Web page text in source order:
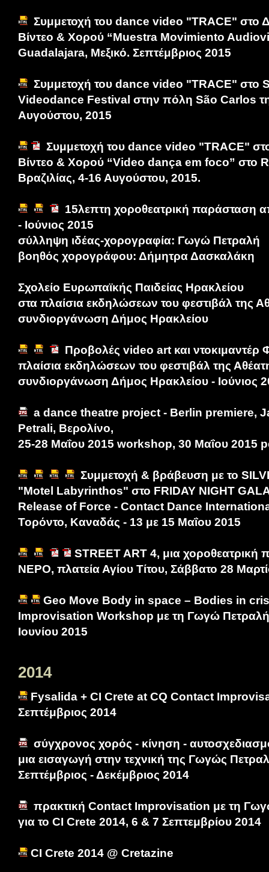
Συμμετοχή του dance video "TRACE" στο
Βίντεο & Χορού “Muestra Movimiento
Guadalajara, Μεξικό. Σεπτέμβριος 2015
Συμμετοχή του dance video "TRACE" στο
Videodance Festival στην πόλη São Carlos
Αυγούστου, 2015
Συμμετοχή του dance video "TRACE"
Βίντεο & Χορού “Video dança em foco” στο
Βραζιλίας, 4-16 Αυγούστου, 2015.
15λεπτη χοροθεατρική παράσταση
- Ιούνιος 2015
σύλληψη ιδέας-χορογραφία: Γωγώ Πετραλή
βοηθός χορογράφου: Δήμητρα Δασκαλάκη
Σχολείο Ευρωπαϊκής Παιδείας Ηρακλείου
στα πλαίσια εκδηλώσεων του φεστιβάλ της
συνδιοργάνωση Δήμος Ηρακλείου
Προβολές video art και ντοκιμαντέρ
πλαίσια εκδηλώσεων του φεστιβάλ της
συνδιοργάνωση Δήμος Ηρακλείου - Ιούνιος
a dance theatre project - Berlin premiere,
Petrali, Βερολίνο,
25-28 Μαΐου 2015 workshop, 30 Μαΐου 2015
Συμμετοχή & βράβευση με το
"Motel Labyrinthos" στο FRIDAY NIGHT
Release of Force - Contact Dance
Τορόντο, Καναδάς - 13 με 15 Μαΐου 2015
STREET ART 4, μια χοροθεατρική
ΝΕΡΟ, πλατεία Αγίου Τίτου, Σάββατο 28
Geo Move Body in space – Bodies in
Improvisation Workshop με τη Γωγώ Πετραλή,
Ιουνίου 2015
2014
Fysalida + CI Crete at CQ Contact
Σεπτέμβριος 2014
σύγχρονος χορός - κίνηση -
μια εισαγωγή στην τεχνική της Γωγώς
Σεπτέμβριος - Δεκέμβριος 2014
πρακτική Contact Improvisation με τη
για το CI Crete 2014, 6 & 7 Σεπτεμβρίου 2014
CI Crete 2014 @ Cretazine